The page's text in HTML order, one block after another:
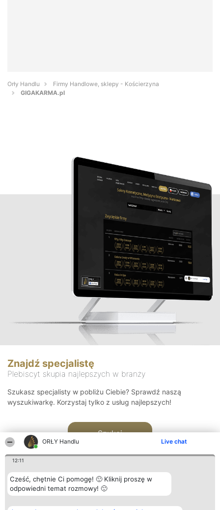
ORŁY Handlu Live chat
12:11
Cześć, chętnie Ci pomogę! 🙂 Kliknij proszę w
odpowiedni temat rozmowy! 🙂
Orły Handlu
Firmy Handlowe, sklepy - Kościerzyna
GIGAKARMA.pl
Znajdź specjalistę
Plebiscyt skupia najlepszych w branży
Szukasz specjalisty w pobliżu Ciebie? Sprawdź naszą
wyszukiwarkę. Korzystaj tylko z usług najlepszych!
Szukaj
Organizator plebiscytu Plebiscyt Kontakt